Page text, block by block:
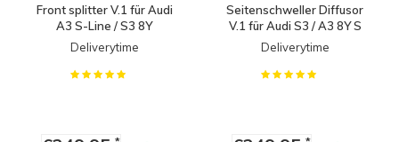
Front splitter V.1 für Audi
A3 S-Line / S3 8Y
Sedan/Sportback
Deliverytime
Seitenschweller Diffusor
V.1 für Audi S3 / A3 8Y S
line Sedan/Sportback
Deliverytime